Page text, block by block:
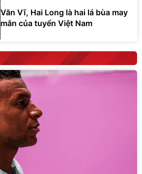
Văn Vĩ, Hai Long là hai lá bùa may
mắn của tuyển Việt Nam